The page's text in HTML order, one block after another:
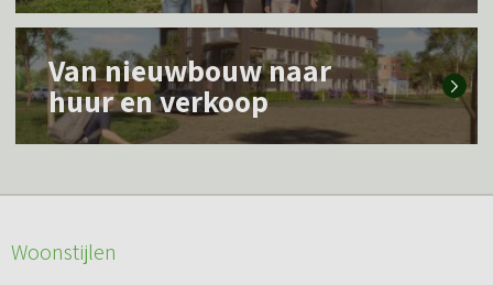
s
m
e
o
e
L
e
s
e
Van nieuwbouw naar
huur en verkoop
Woonstijlen